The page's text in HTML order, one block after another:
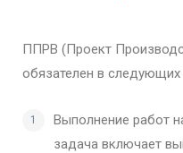
ППРВ (Проект
обязателен в следующих
Выполнение работ
задача включает